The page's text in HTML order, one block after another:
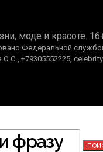
моде и красоте.
Федеральной
+79305552225,